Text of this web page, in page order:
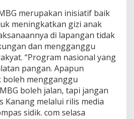
merupakan inisiatif baik
meningkatkan gizi anak
di lapangan tidak
dan mengganggu
“Program nasional yang
pangan. Apapun
mengganggu
boleh jalan, tapi jangan
Kanang melalui rilis media
sidik. com selasa